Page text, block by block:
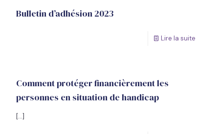
Bulletin d’adhésion 2023
Lire la suite
Comment protéger financièrement les
personnes en situation de handicap
[…]